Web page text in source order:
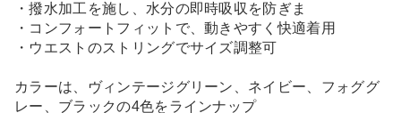
・撥水加工を施し、水分の即時吸収を防ぎま
・コンフォートフィットで、動きやすく快適着用
・ウエストのストリングでサイズ調整可
カラーは、ヴィンテージグリーン、ネイビー、フォググ
レー、ブラックの4色をラインナップ